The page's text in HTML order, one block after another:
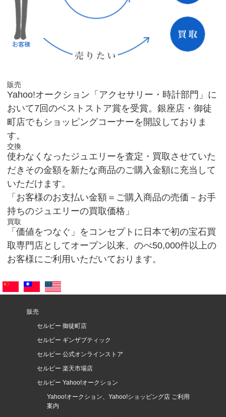
販売
Yahoo!オークション「アクセサリー・時計部門」に
おいて7回のベストストア賞を受賞。銀座店・御徒
町店でもショッピングコーナーを開設しておりま
す。
交換
使わなくなったジュエリーを査定・買取させていた
だきその金額を新たな商品のご購入金額に充当して
いただけます。
「お客様のお支払い金額＝ご購入商品の売価－お手
持ちのジュエリーの買取価格」
買取
「価値をつなぐ」をコンセプトに日本で初の宝石買
取専門店としてオープン以来、のべ50,000件以上の
お客様にご利用いただいております。
販売
セルビー 御徒町店
セルビー ギンザブティック
セルビー 公式オンラインストア
セルビー 楽天市場店
セルビー Yahoo!オークション
Yahoo!オークション、Yahoo!ショッピング店 ご利用
案内